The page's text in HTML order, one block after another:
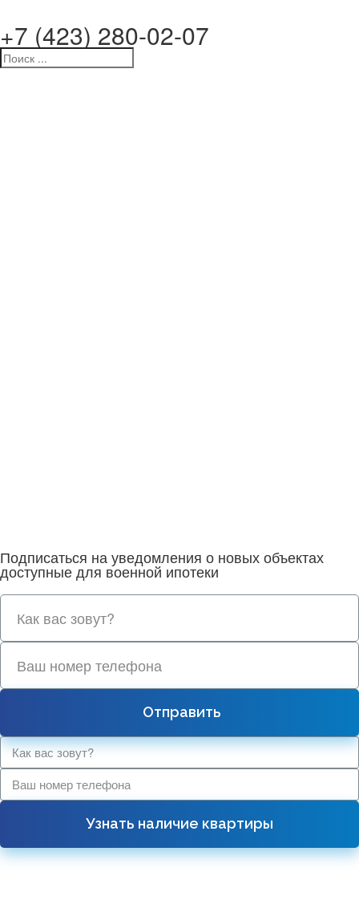
+7 (423) 280-02-07
Подписаться на уведомления о новых объектах
доступные для военной ипотеки
Отправить
Узнать наличие квартиры